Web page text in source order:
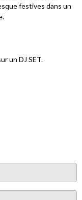
festives dans un
un DJ SET.